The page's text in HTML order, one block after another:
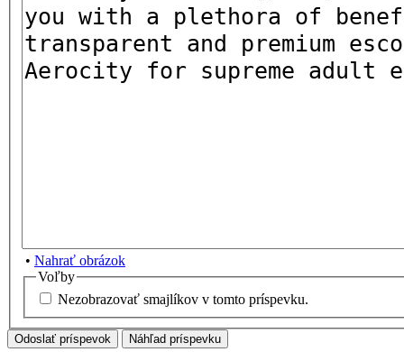
• Nahrať obrázok
Voľby
Nezobrazovať smajlíkov v tomto príspevku.